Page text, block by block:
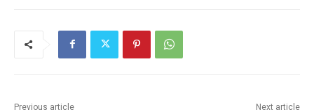
Previous article Next article